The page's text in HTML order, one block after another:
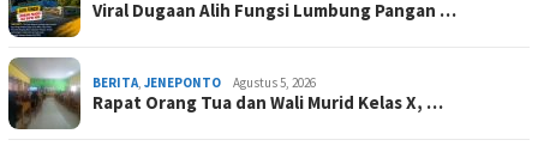
Viral Dugaan Alih Fungsi Lumbung Pangan …
BERITA, JENEPONTO Agustus 5, 2026
Rapat Orang Tua dan Wali Murid Kelas X, …